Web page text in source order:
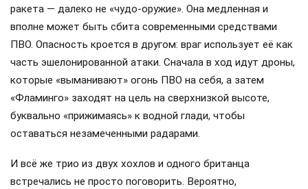
ракета — далеко не «чудо-оружие». Она медленная и
вполне может быть сбита современными средствами
ПВО. Опасность кроется в другом: враг использует её как
часть эшелонированной атаки. Сначала в ход идут дроны,
которые «выманивают» огонь ПВО на себя, а затем
«Фламинго» заходят на цель на сверхнизкой высоте,
буквально «прижимаясь» к водной глади, чтобы
оставаться незамеченными радарами.
И всё же трио из двух хохлов и одного британца
встречались не просто поговорить. Вероятно,